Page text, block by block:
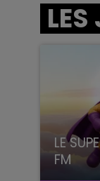
LES
LE
FM
avec La